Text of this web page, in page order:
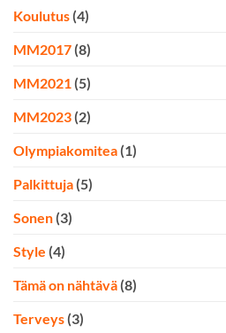
Koulutus (4)
MM2017 (8)
MM2021 (5)
MM2023 (2)
Olympiakomitea (1)
Palkittuja (5)
Sonen (3)
Style (4)
Tämä on nähtävä (8)
Terveys (3)